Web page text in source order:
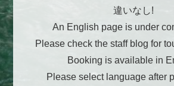
違いなし!
An English page is under
Please check the staff blog for
Booking is available in
Please select language after